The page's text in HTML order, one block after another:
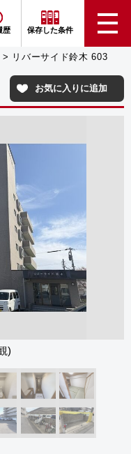
歴 保存した条件
リバーサイド鈴木 603
お気に入りに追加